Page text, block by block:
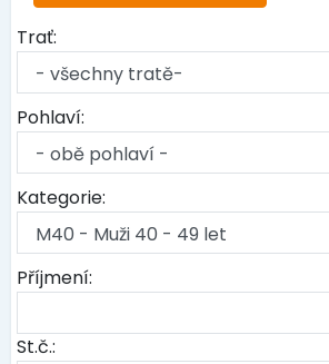
Trať:
Pohlaví:
Kategorie:
Příjmení:
St.č.: